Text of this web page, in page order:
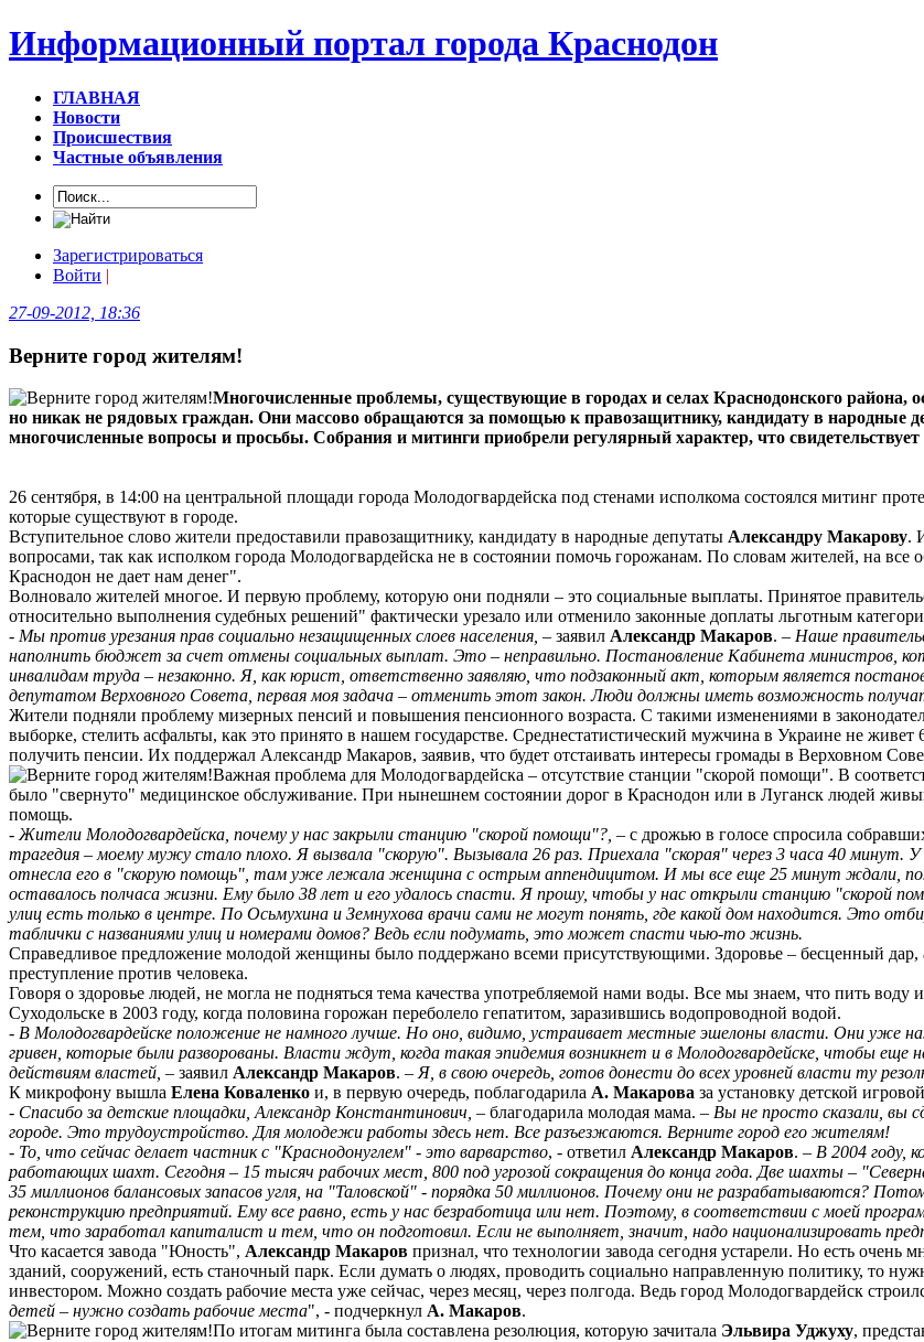
Информационный портал города Краснодон
ГЛАВНАЯ
Новости
Происшествия
Частные объявления
Зарегистрироваться
Войти |
27-09-2012, 18:36
Верните город жителям!
Многочисленные проблемы, существующие в городах и селах Краснодонского
но никак не рядовых граждан. Они массово обращаются за помощью к правозащитнику, кандидату в народные
многочисленные вопросы и просьбы. Собрания и митинги приобрели регулярный характер, что
26 сентября, в 14:00 на центральной площади города Молодогвардейска под стенами исполкома состоялся митинг
которые существуют в городе.
Вступительное слово жители предоставили правозащитнику, кандидату в народные депутаты Александру Макарову.
вопросами, так как исполком города Молодогвардейска не в состоянии помочь горожанам. По словам жителей, на
Краснодон не дает нам денег".
Волновало жителей многое. И первую проблему, которую они подняли – это социальные выплаты. Принятое
относительно выполнения судебных решений" фактически урезало или отменило законные доплаты льготным
- Мы против урезания прав социально незащищенных слоев населения, – заявил Александр Макаров. – Наше
наполнить бюджет за счет отмены социальных выплат. Это – неправильно. Постановление Кабинета министров,
инвалидам труда – незаконно. Я, как юрист, ответственно заявляю, что подзаконный акт, которым является
депутатом Верховного Совета, первая моя задача – отменить этот закон. Люди должны иметь возможность
Жители подняли проблему мизерных пенсий и повышения пенсионного возраста. С такими изменениями в
выборке, стелить асфальты, как это принято в нашем государстве. Среднестатистический мужчина в Украине не
получить пенсии. Их поддержал Александр Макаров, заявив, что будет отстаивать интересы громады в Верховном
Важная проблема для Молодогвардейска – отсутствие станции "скорой помощи". В
было "свернуто" медицинское обслуживание. При нынешнем состоянии дорог в Краснодон или в Луганск людей
помощь.
- Жители Молодогвардейска, почему у нас закрыли станцию "скорой помощи"?, – с дрожью в голосе спросила
трагедия – моему мужу стало плохо. Я вызвала "скорую". Вызывала 26 раз. Приехала "скорая" через 3 часа 40 минут.
отнесла его в "скорую помощь", там уже лежала женщина с острым аппендицитом. И мы все еще 25 минут ждали,
оставалось полчаса жизни. Ему было 38 лет и его удалось спасти. Я прошу, чтобы у нас открыли станцию "скорой
улиц есть только в центре. По Осьмухина и Земнухова врачи сами не могут понять, где какой дом находится. Это
таблички с названиями улиц и номерами домов? Ведь если подумать, это может спасти чью-то жизнь.
Справедливое предложение молодой женщины было поддержано всеми присутствующими. Здоровье – бесценный дар,
преступление против человека.
Говоря о здоровье людей, не могла не подняться тема качества употребляемой нами воды. Все мы знаем, что пить
Суходольске в 2003 году, когда половина горожан переболело гепатитом, заразившись водопроводной водой.
- В Молодогвардейске положение не намного лучше. Но оно, видимо, устраивает местные эшелоны власти. Они уже
гривен, которые были разворованы. Власти ждут, когда такая эпидемия возникнет и в Молодогвардейске, чтобы
действиям властей, – заявил Александр Макаров. – Я, в свою очередь, готов донести до всех уровней власти ту
К микрофону вышла Елена Коваленко и, в первую очередь, поблагодарила А. Макарова за установку детской
- Спасибо за детские площадки, Александр Константинович, – благодарила молодая мама. – Вы не просто сказали, вы
городе. Это трудоустройство. Для молодежи работы здесь нет. Все разъезжаются. Верните город его жителям!
- То, что сейчас делает частник с "Краснодонуглем" - это варварство, - ответил Александр Макаров. – В 2004 году,
работающих шахт. Сегодня – 15 тысяч рабочих мест, 800 под угрозой сокращения до конца года. Две шахты –
35 миллионов балансовых запасов угля, на "Таловской" - порядка 50 миллионов. Почему они не разрабатываются?
реконструкцию предприятий. Ему все равно, есть у нас безработица или нет. Поэтому, в соответствии с моей
тем, что заработал капиталист и тем, что он подготовил. Если не выполняет, значит, надо национализировать
Что касается завода "Юность", Александр Макаров признал, что технологии завода сегодня устарели. Но есть
зданий, сооружений, есть станочный парк. Если думать о людях, проводить социально направленную политику, то
инвестором. Можно создать рабочие места уже сейчас, через месяц, через полгода. Ведь город Молодогвардейск
детей – нужно создать рабочие места", - подчеркнул А. Макаров.
По итогам митинга была составлена резолюция, которую зачитала Эльвира Уджуху,